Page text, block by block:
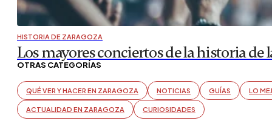
HISTORIA DE ZARAGOZA
Los mayores conciertos de la historia de
OTRAS CATEGORÍAS
QUÉ VER Y HACER EN ZARAGOZA NOTICIAS GUÍAS LO
ACTUALIDAD EN ZARAGOZA CURIOSIDADES